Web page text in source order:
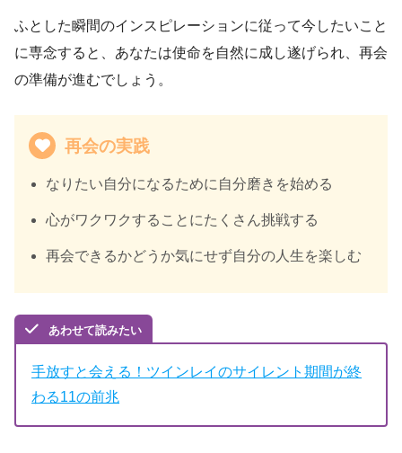
ふとした瞬間のインスピレーションに従って今したいこと
に専念すると、あなたは使命を自然に成し遂げられ、再会
の準備が進むでしょう。
再会の実践
なりたい自分になるために自分磨きを始める
心がワクワクすることにたくさん挑戦する
再会できるかどうか気にせず自分の人生を楽しむ
あわせて読みたい
手放すと会える！ツインレイのサイレント期間が終
わる11の前兆